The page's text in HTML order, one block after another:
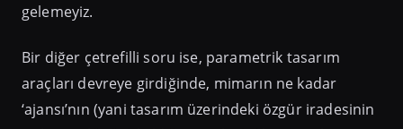
gelemeyiz.
Bir diğer çetrefilli soru ise, parametrik tasarım
araçları devreye girdiğinde, mimarın ne kadar
‘ajansı’nın (yani tasarım üzerindeki özgür iradesinin